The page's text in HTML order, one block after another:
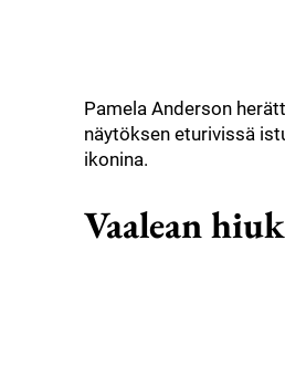
Pamela Anderson
näytöksen eturivissä
ikonina.
Vaalean